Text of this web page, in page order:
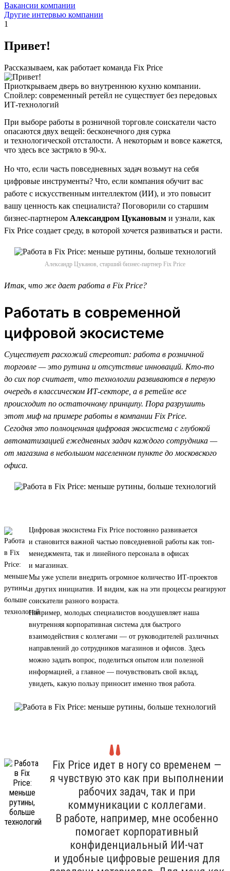
Вакансии компании
Другие интервью компании
1
Привет!
Рассказываем, как работает команда Fix Price
Приоткрываем дверь во внутреннюю кухню компании.
Спойлер: современный ретейл не существует без передовых
ИТ-технологий
При выборе работы в розничной торговле соискатели часто
опасаются двух вещей: бесконечного дня сурка
и технологической отсталости. А некоторым и вовсе кажется,
что здесь все застряло в 90-х.
Но что, если часть повседневных задач возьмут на себя
цифровые инструменты? Что, если компания обучит вас
работе с искусственным интеллектом (ИИ), и это повысит
вашу ценность как специалиста? Поговорили со старшим
бизнес-партнером Александром Цукановым и узнали, как
Fix Price создает среду, в которой хочется развиваться и расти.
Александр Цуканов, старший бизнес-партнер Fix Price
Итак, что же дает работа в Fix Price?
Работать в современной
цифровой экосистеме
Существует расхожий стереотип: работа в розничной
торговле — это рутина и отсутствие инноваций. Кто-то
до сих пор считает, что технологии развиваются в первую
очередь в классическом ИТ-секторе, а в ретейле все
происходит по остаточному принципу. Пора разрушить
этот миф на примере работы в компании Fix Price.
Сегодня это полноценная цифровая экосистема с глубокой
автоматизацией ежедневных задач каждого сотрудника —
от магазина в небольшом населенном пункте до московского
офиса.
Цифровая экосистема Fix Price постоянно развивается
и становится важной частью повседневной работы как топ-
менеджмента, так и линейного персонала в офисах
и магазинах.
Мы уже успели внедрить огромное количество ИТ-проектов
и других инициатив. И видим, как на эти процессы реагируют
соискатели разного возраста.
Например, молодых специалистов воодушевляет наша
внутренняя корпоративная система для быстрого
взаимодействия с коллегами — от руководителей различных
направлений до сотрудников магазинов и офисов. Здесь
можно задать вопрос, поделиться опытом или полезной
информацией, а главное — почувствовать свой вклад,
увидеть, какую пользу приносит именно твоя работа.
Fix Price идет в ногу со временем —
я чувствую это как при выполнении
рабочих задач, так и при
коммуникации с коллегами.
В работе, например, мне особенно
помогает корпоративный
конфиденциальный ИИ-чат
и удобные цифровые решения для